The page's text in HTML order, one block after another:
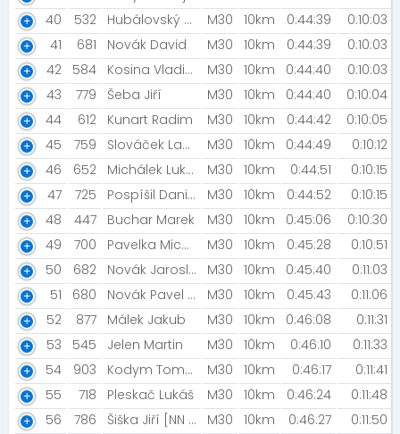
40
532 Hubálovský Jiří M30 10km 0:44:39
0:10:03
41
681 Novák David M30 10km 0:44:39
0:10:03
42
584 Kosina Vladimír M30 10km 0:44:40
0:10:03
43
779 Šeba Jiří M30 10km 0:44:40
0:10:04
44
612 Kunart Radim M30 10km 0:44:42
0:10:05
45
759 Slováček Ladislav M30 10km 0:44:49
0:10:12
46
652 Michálek Lukáš [-] M30 10km 0:44:51
0:10:15
47
725 Pospíšil Daniel M30 10km 0:44:52
0:10:15
48
447 Buchar Marek M30 10km 0:45:06
0:10:30
49
700 Pavelka Michal M30 10km 0:45:28
0:10:51
50
682 Novák Jaroslav [Krtek] M30 10km 0:45:40
0:11:03
51
680 Novák Pavel [ NIGHT RUN TEAM] M30 10km 0:45:43
0:11:06
52
877 Málek Jakub M30 10km 0:46:08
0:11:31
53
545 Jelen Martin M30 10km 0:46:10
0:11:33
54
903 Kodym Tomáš M30 10km 0:46:17
0:11:41
55
718 Pleskač Lukáš M30 10km 0:46:24
0:11:48
56
786 Šiška Jiří [NN Night Run Team] M30 10km 0:46:27
0:11:50